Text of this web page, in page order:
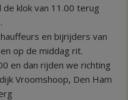
klok van 11.00 terug
en bijrijders van
op de middag rit.
en dan rijden we richting
Vroomshoop, Den Ham